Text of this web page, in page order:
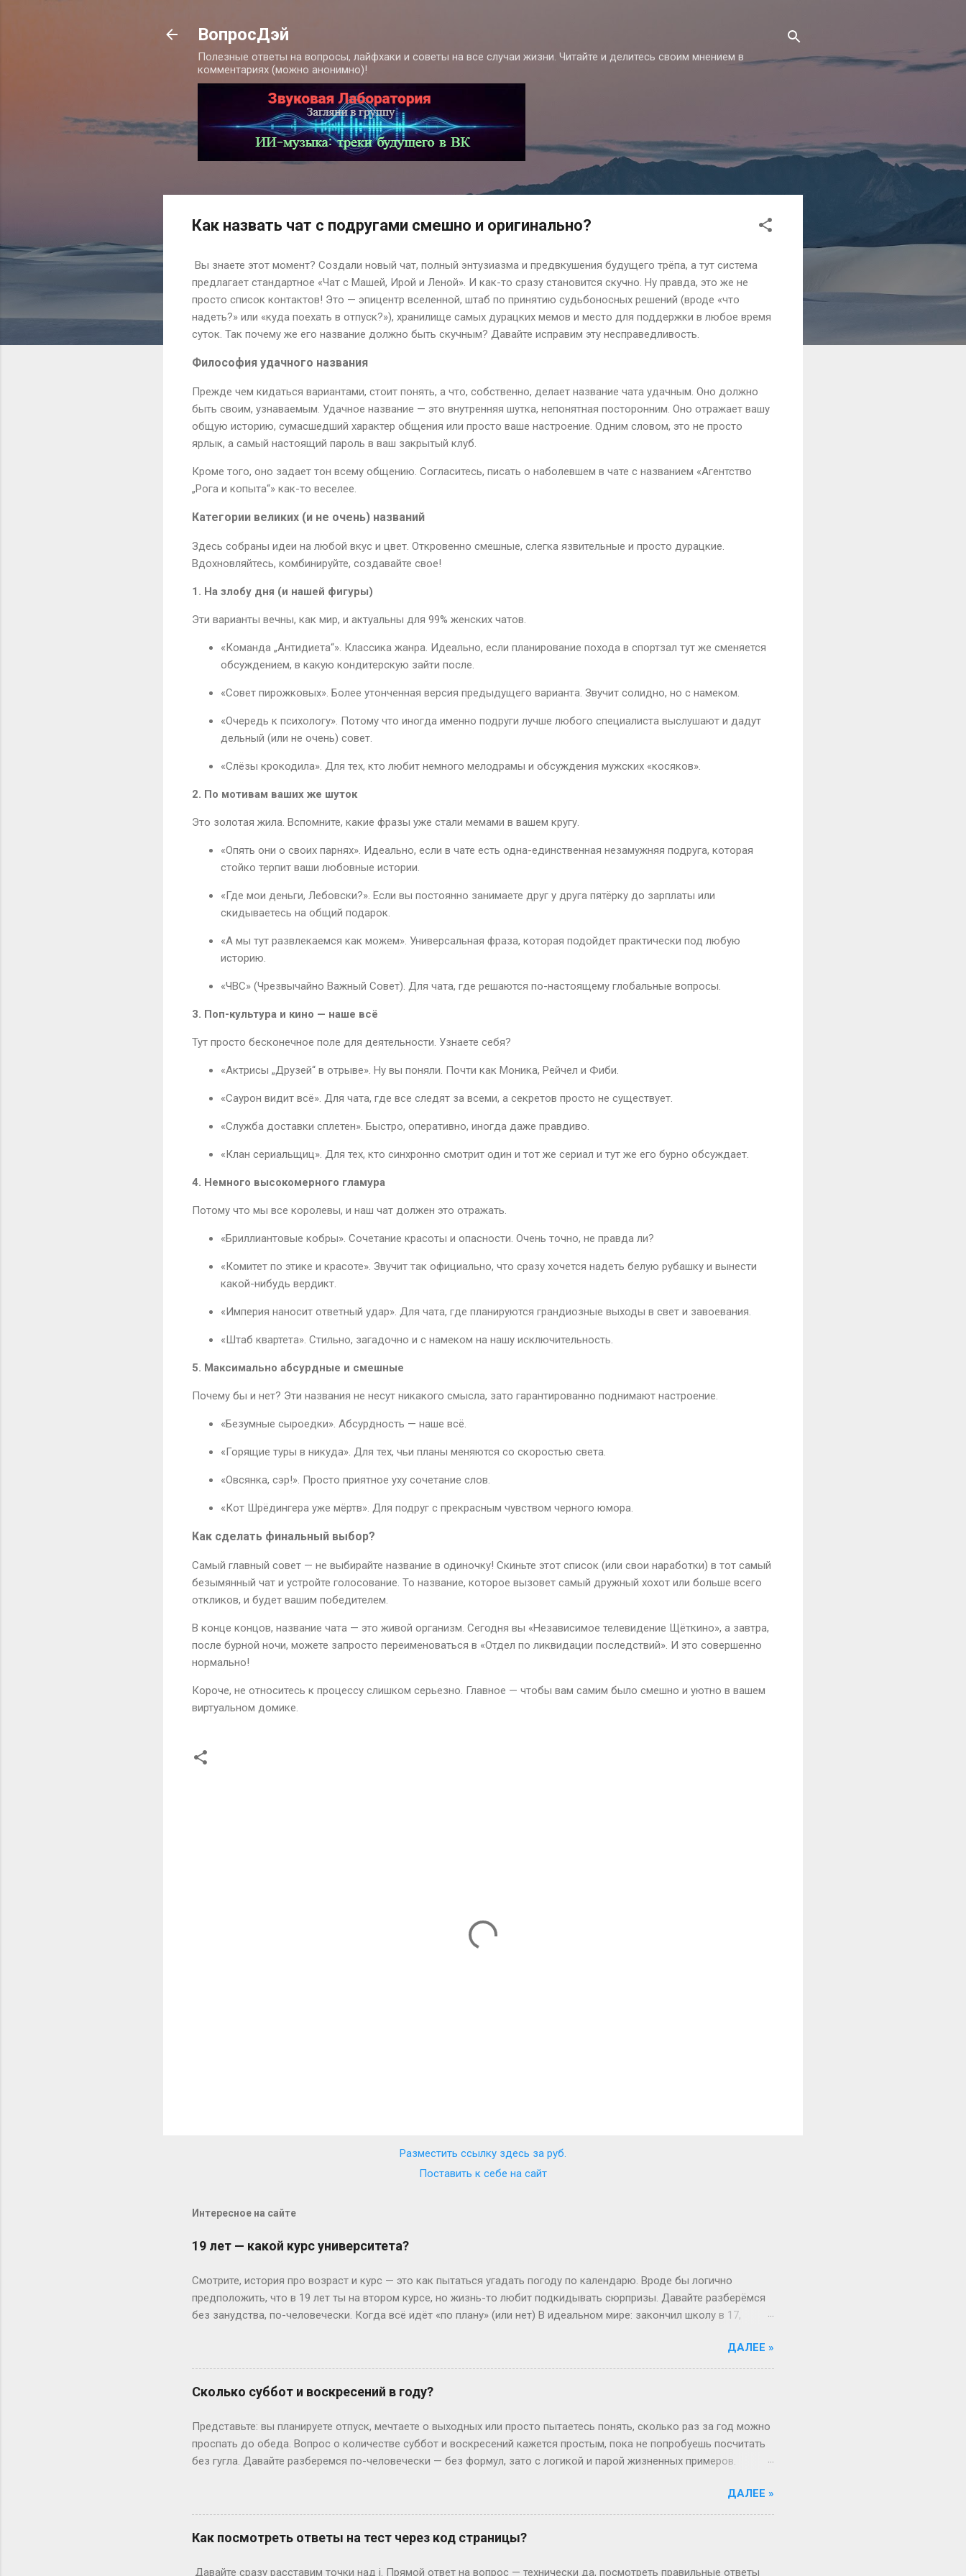
ВопросДэй
Полезные ответы на вопросы, лайфхаки и советы на все случаи жизни. Читайте и делитесь своим мнением в
комментариях (можно анонимно)!
Как назвать чат с подругами смешно и оригинально?
Вы знаете этот момент? Создали новый чат, полный энтузиазма и предвкушения будущего трёпа, а тут система
предлагает стандартное «Чат с Машей, Ирой и Леной». И как-то сразу становится скучно. Ну правда, это же не
просто список контактов! Это — эпицентр вселенной, штаб по принятию судьбоносных решений (вроде «что
надеть?» или «куда поехать в отпуск?»), хранилище самых дурацких мемов и место для поддержки в любое время
суток. Так почему же его название должно быть скучным? Давайте исправим эту несправедливость.
Философия удачного названия
Прежде чем кидаться вариантами, стоит понять, а что, собственно, делает название чата удачным. Оно должно
быть своим, узнаваемым. Удачное название — это внутренняя шутка, непонятная посторонним. Оно отражает вашу
общую историю, сумасшедший характер общения или просто ваше настроение. Одним словом, это не просто
ярлык, а самый настоящий пароль в ваш закрытый клуб.
Кроме того, оно задает тон всему общению. Согласитесь, писать о наболевшем в чате с названием «Агентство
„Рога и копыта“» как-то веселее.
Категории великих (и не очень) названий
Здесь собраны идеи на любой вкус и цвет. Откровенно смешные, слегка язвительные и просто дурацкие.
Вдохновляйтесь, комбинируйте, создавайте свое!
1. На злобу дня (и нашей фигуры)
Эти варианты вечны, как мир, и актуальны для 99% женских чатов.
«Команда „Антидиета“». Классика жанра. Идеально, если планирование похода в спортзал тут же сменяется
обсуждением, в какую кондитерскую зайти после.
«Совет пирожковых». Более утонченная версия предыдущего варианта. Звучит солидно, но с намеком.
«Очередь к психологу». Потому что иногда именно подруги лучше любого специалиста выслушают и дадут
дельный (или не очень) совет.
«Слёзы крокодила». Для тех, кто любит немного мелодрамы и обсуждения мужских «косяков».
2. По мотивам ваших же шуток
Это золотая жила. Вспомните, какие фразы уже стали мемами в вашем кругу.
«Опять они о своих парнях». Идеально, если в чате есть одна-единственная незамужняя подруга, которая
стойко терпит ваши любовные истории.
«Где мои деньги, Лебовски?». Если вы постоянно занимаете друг у друга пятёрку до зарплаты или
скидываетесь на общий подарок.
«А мы тут развлекаемся как можем». Универсальная фраза, которая подойдет практически под любую
историю.
«ЧВС» (Чрезвычайно Важный Совет). Для чата, где решаются по-настоящему глобальные вопросы.
3. Поп-культура и кино — наше всё
Тут просто бесконечное поле для деятельности. Узнаете себя?
«Актрисы „Друзей“ в отрыве». Ну вы поняли. Почти как Моника, Рейчел и Фиби.
«Саурон видит всё». Для чата, где все следят за всеми, а секретов просто не существует.
«Служба доставки сплетен». Быстро, оперативно, иногда даже правдиво.
«Клан сериальщиц». Для тех, кто синхронно смотрит один и тот же сериал и тут же его бурно обсуждает.
4. Немного высокомерного гламура
Потому что мы все королевы, и наш чат должен это отражать.
«Бриллиантовые кобры». Сочетание красоты и опасности. Очень точно, не правда ли?
«Комитет по этике и красоте». Звучит так официально, что сразу хочется надеть белую рубашку и вынести
какой-нибудь вердикт.
«Империя наносит ответный удар». Для чата, где планируются грандиозные выходы в свет и завоевания.
«Штаб квартета». Стильно, загадочно и с намеком на нашу исключительность.
5. Максимально абсурдные и смешные
Почему бы и нет? Эти названия не несут никакого смысла, зато гарантированно поднимают настроение.
«Безумные сыроедки». Абсурдность — наше всё.
«Горящие туры в никуда». Для тех, чьи планы меняются со скоростью света.
«Овсянка, сэр!». Просто приятное уху сочетание слов.
«Кот Шрёдингера уже мёртв». Для подруг с прекрасным чувством черного юмора.
Как сделать финальный выбор?
Самый главный совет — не выбирайте название в одиночку! Скиньте этот список (или свои наработки) в тот самый
безымянный чат и устройте голосование. То название, которое вызовет самый дружный хохот или больше всего
откликов, и будет вашим победителем.
В конце концов, название чата — это живой организм. Сегодня вы «Независимое телевидение Щёткино», а завтра,
после бурной ночи, можете запросто переименоваться в «Отдел по ликвидации последствий». И это совершенно
нормально!
Короче, не относитесь к процессу слишком серьезно. Главное — чтобы вам самим было смешно и уютно в вашем
виртуальном домике.
Разместить ссылку здесь за руб.
Поставить к себе на сайт
Интересное на сайте
19 лет — какой курс университета?
Смотрите, история про возраст и курс — это как пытаться угадать погоду по календарю. Вроде бы логично
предположить, что в 19 лет ты на втором курсе, но жизнь-то любит подкидывать сюрпризы. Давайте разберёмся
без занудства, по-человечески. Когда всё идёт «по плану» (или нет) В идеальном мире: закончил школу в 17,
не туда. Вот Сергей из Новосибирска: отучился год, ушёл в армию, вернулся — и теперь он первокурсник в 19, а
одноклассники уже на третьем. Или Мария из Испании: взяла gap year, работала в хостеле на Бали, а теперь
штурмует лекции по философии, пока её ровесники пишут курсовые. Кстати, в Германии вообще 13 классов в
школе — представьте, как обидно: тебе 19, а ты только получил школьный аттестат. Зато в Японии некоторые уже
вносит коррективы. Допустим, Иван с первого к...
ДАЛЕЕ »
Сколько суббот и воскресений в году?
Представьте: вы планируете отпуск, мечтаете о выходных или просто пытаетесь понять, сколько раз за год можно
проспать до обеда. Вопрос о количестве суббот и воскресений кажется простым, пока не попробуешь посчитать
без гугла. Давайте разберемся по-человечески — без формул, зато с логикой и парой жизненных примеров.
остатке. То есть суббот и воскресений выходит по 52 штуки. Но тут же мозг вопрошает: «А куда делся тот самый
лишний день?» Всё просто: он прицепляется к следующему году, сдвигая старт. Например, если 1 января —
понедельник, то следующий год начнется со вторника. Вот и вся магия. А если год високосный? Тут уже веселее
366 дней делим на 7 — получаем 52 недели и 2 дня «сверху». Теперь вопрос: могут ли эти два дня оказаться
ДАЛЕЕ »
Как посмотреть ответы на тест через код страницы?
Давайте сразу расставим точки над i. Прямой ответ на вопрос — технически да, посмотреть правильные ответы